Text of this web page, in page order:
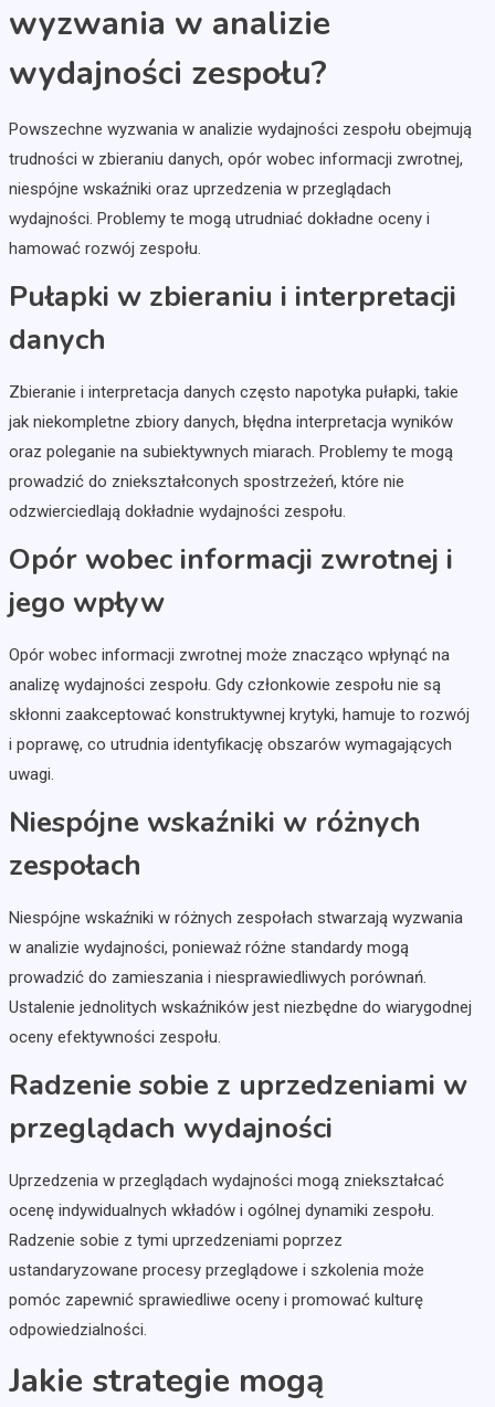
wyzwania w analizie
wydajności zespołu?
Powszechne wyzwania w analizie wydajności zespołu obejmują
trudności w zbieraniu danych, opór wobec informacji zwrotnej,
niespójne wskaźniki oraz uprzedzenia w przeglądach
wydajności. Problemy te mogą utrudniać dokładne oceny i
hamować rozwój zespołu.
Pułapki w zbieraniu i interpretacji
danych
Zbieranie i interpretacja danych często napotyka pułapki, takie
jak niekompletne zbiory danych, błędna interpretacja wyników
oraz poleganie na subiektywnych miarach. Problemy te mogą
prowadzić do zniekształconych spostrzeżeń, które nie
odzwierciedlają dokładnie wydajności zespołu.
Opór wobec informacji zwrotnej i
jego wpływ
Opór wobec informacji zwrotnej może znacząco wpłynąć na
analizę wydajności zespołu. Gdy członkowie zespołu nie są
skłonni zaakceptować konstruktywnej krytyki, hamuje to rozwój
i poprawę, co utrudnia identyfikację obszarów wymagających
uwagi.
Niespójne wskaźniki w różnych
zespołach
Niespójne wskaźniki w różnych zespołach stwarzają wyzwania
w analizie wydajności, ponieważ różne standardy mogą
prowadzić do zamieszania i niesprawiedliwych porównań.
Ustalenie jednolitych wskaźników jest niezbędne do wiarygodnej
oceny efektywności zespołu.
Radzenie sobie z uprzedzeniami w
przeglądach wydajności
Uprzedzenia w przeglądach wydajności mogą zniekształcać
ocenę indywidualnych wkładów i ogólnej dynamiki zespołu.
Radzenie sobie z tymi uprzedzeniami poprzez
ustandaryzowane procesy przeglądowe i szkolenia może
pomóc zapewnić sprawiedliwe oceny i promować kulturę
odpowiedzialności.
Jakie strategie mogą